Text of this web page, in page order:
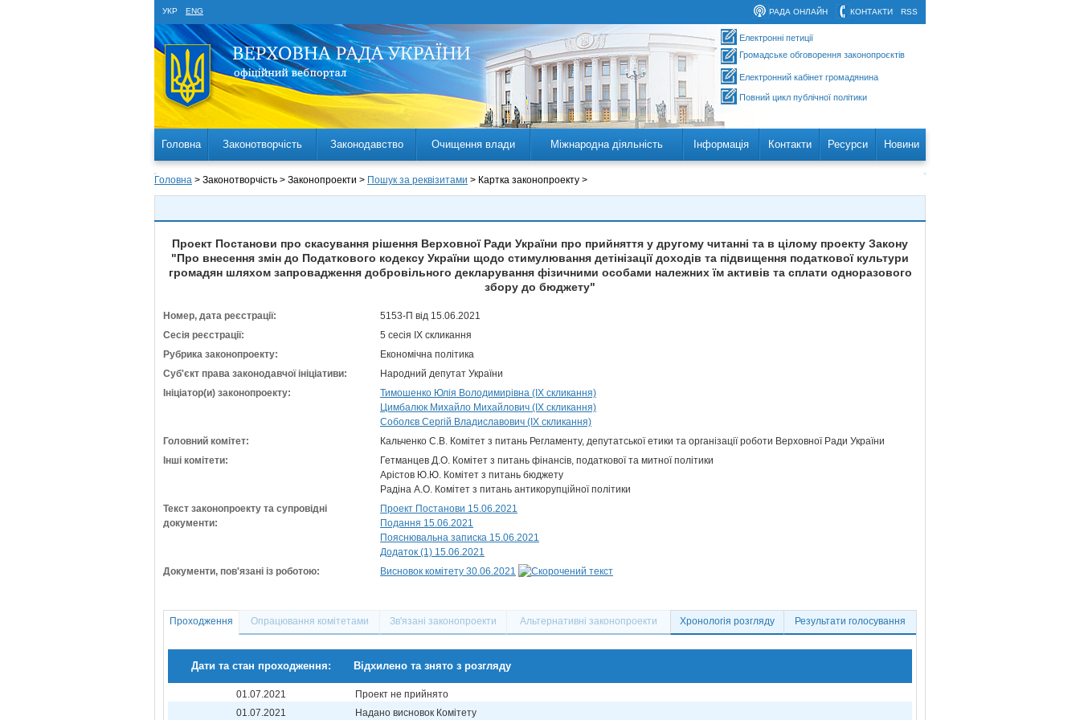
УКР ENG RSS
КОНТАКТИ
РАДА ОНЛАЙН
Електронні петиції
Громадське обговорення законопроєктів
Електронний кабінет громадянина
Повний цикл публічної політики
Головна Законотворчість Законодавство Очищення влади Міжнародна діяльність Інформація Контакти Ресурси Новини
Головна > Законотворчість > Законопроекти > Пошук за реквізитами > Картка законопроекту >
Проект Постанови про скасування рішення Верховної Ради України про прийняття у другому читанні та в цілому проекту Закону
"Про внесення змін до Податкового кодексу України щодо стимулювання детінізації доходів та підвищення податкової культури
громадян шляхом запровадження добровільного декларування фізичними особами належних їм активів та сплати одноразового
збору до бюджету"
Номер, дата реєстрації:
5153-П від 15.06.2021
Сесія реєстрації:
5 сесія IX скликання
Рубрика законопроекту:
Економічна політика
Суб'єкт права законодавчої ініціативи:
Народний депутат України
Ініціатор(и) законопроекту:
Тимошенко Юлія Володимирівна (IX скликання)
Цимбалюк Михайло Михайлович (IX скликання)
Соболєв Сергій Владиславович (IX скликання)
Головний комітет:
Кальченко С.В. Комітет з питань Регламенту, депутатської етики та організації роботи Верховної Ради України
Інші комітети:
Гетманцев Д.О. Комітет з питань фінансів, податкової та митної політики
Арістов Ю.Ю. Комітет з питань бюджету
Радіна А.О. Комітет з питань антикорупційної політики
Текст законопроекту та супровідні
документи:
Проект Постанови 15.06.2021
Подання 15.06.2021
Пояснювальна записка 15.06.2021
Додаток (1) 15.06.2021
Документи, пов'язані із роботою:
Висновок комітету 30.06.2021
Проходження Опрацювання комітетами Зв'язані законопроекти Альтернативні законопроекти Хронологія розгляду Результати голосування
Дати та стан проходження: Відхилено та знято з розгляду
01.07.2021
Проект не прийнято
01.07.2021
Надано висновок Комітету